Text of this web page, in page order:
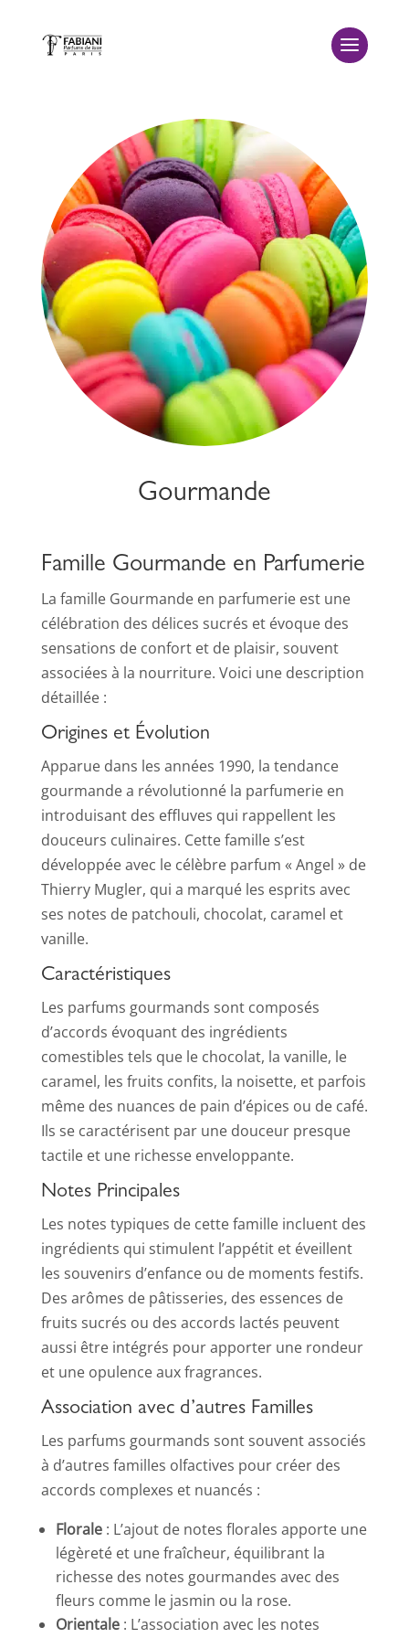
Gourmande
Famille Gourmande en Parfumerie
La famille Gourmande en parfumerie est une
célébration des délices sucrés et évoque des
sensations de confort et de plaisir, souvent
associées à la nourriture. Voici une description
détaillée :
Origines et Évolution
Apparue dans les années 1990, la tendance
gourmande a révolutionné la parfumerie en
introduisant des effluves qui rappellent les
douceurs culinaires. Cette famille s’est
développée avec le célèbre parfum « Angel » de
Thierry Mugler, qui a marqué les esprits avec
ses notes de patchouli, chocolat, caramel et
vanille.
Caractéristiques
Les parfums gourmands sont composés
d’accords évoquant des ingrédients
comestibles tels que le chocolat, la vanille, le
caramel, les fruits confits, la noisette, et parfois
même des nuances de pain d’épices ou de café.
Ils se caractérisent par une douceur presque
tactile et une richesse enveloppante.
Notes Principales
Les notes typiques de cette famille incluent des
ingrédients qui stimulent l’appétit et éveillent
les souvenirs d’enfance ou de moments festifs.
Des arômes de pâtisseries, des essences de
fruits sucrés ou des accords lactés peuvent
aussi être intégrés pour apporter une rondeur
et une opulence aux fragrances.
Association avec d’autres Familles
Les parfums gourmands sont souvent associés
à d’autres familles olfactives pour créer des
accords complexes et nuancés :
Florale: L’ajout de notes florales apporte une
légèreté et une fraîcheur, équilibrant la
richesse des notes gourmandes avec des
fleurs comme le jasmin ou la rose.
Orientale: L’association avec les notes